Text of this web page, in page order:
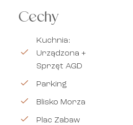
Cechy
Kuchnia:
Urządzona +
Sprzęt AGD
Parking
Blisko Morza
Plac Zabaw